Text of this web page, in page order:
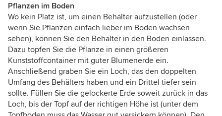
Pflanzen im Boden
Wo kein Platz ist, um einen Behälter aufzustellen (oder
wenn Sie Pflanzen einfach lieber im Boden wachsen
sehen), können Sie den Behälter in den Boden einlassen.
Dazu topfen Sie die Pflanze in einen größeren
Kunststoffcontainer mit guter Blumenerde ein.
Anschließend graben Sie ein Loch, das den doppelten
Umfang des Behälters haben und ein Drittel tiefer sein
sollte. Füllen Sie die gelockerte Erde soweit zurück in das
Loch, bis der Topf auf der richtigen Höhe ist (unter dem